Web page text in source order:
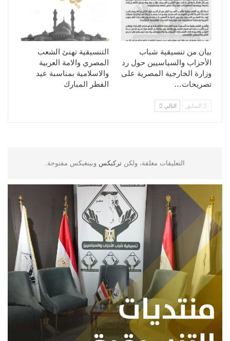
التنسيقية تهنئ الشعب
المصري والامة العربية
والاسلامية بمناسبة عيد
الفطر المبارك
بيان من تنسيقية شباب
الأحزاب والسياسيين حول رد
وزارة الخارجية المصرية على
تصريحات…
السابق التالي
التعليقات مغلقة، ولكن تركبكس وبينغبكس مفتوحة.